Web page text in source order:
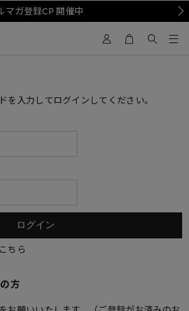
マガ登録CP 開催中
を入力してログインしてください。
ちら
方